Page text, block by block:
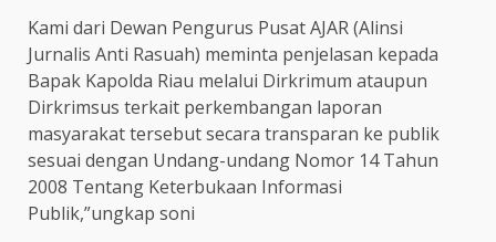
Kami dari Dewan Pengurus Pusat AJAR (Alinsi
Jurnalis Anti Rasuah) meminta penjelasan kepada
Bapak Kapolda Riau melalui Dirkrimum ataupun
Dirkrimsus terkait perkembangan laporan
masyarakat tersebut secara transparan ke publik
sesuai dengan Undang-undang Nomor 14 Tahun
2008 Tentang Keterbukaan Informasi
Publik,”ungkap soni